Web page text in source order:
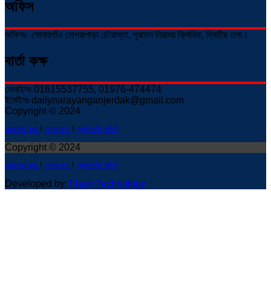
অফিস
অফিসঃ সোনারগাঁও মোগরাপাড়া চৌরাস্তা, পুরাতন নিরাময় ক্লিনিক, দ্বিতীয় তলা।
বার্তা কক্ষ
মোবাইলঃ 01615537755, 01976-474474
ইমেইলঃ dailynarayanganjerdak@gmail.com
Copyright © 2024
আমাদের কথা ! যোগাযোগ ! প্রাইভেসি পলিসি
Copyright © 2024
আমাদের কথা ! যোগাযোগ ! প্রাইভেসি পলিসি
Developed by: Flash Technology